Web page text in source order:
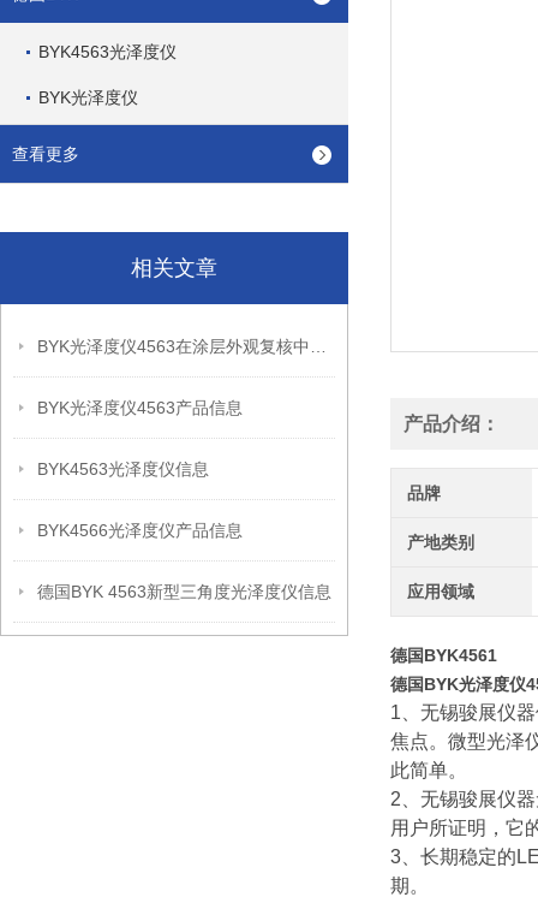
BYK4563光泽度仪
BYK光泽度仪
查看更多
相关文章
BYK光泽度仪4563产品信息
BYK4563光泽度仪信息
BYK4566光泽度仪产品信息
德国BYK 4563新型三角度光泽度仪信息
产品介绍：
品牌
产地类别
应用领域
德国BYK4561
德国BYK光泽度仪
1、无锡骏展仪
焦点。微型光泽
此简单。
2、无锡骏展仪
用户所证明，它
3、长期稳定的
期。